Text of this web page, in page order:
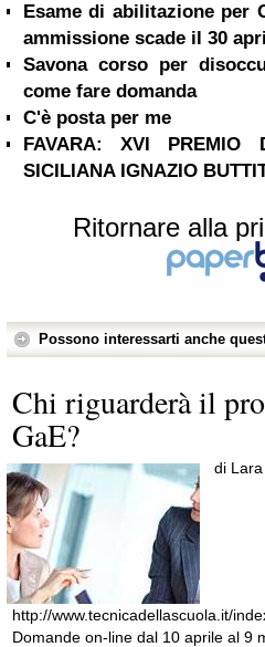
Esame di abilitazione per
ammissione scade il 30
Savona corso per
come fare domanda
C'è posta per me
FAVARA: XVI PREMIO
SICILIANA IGNAZIO
Ritornare alla
Possono interessarti anche
Chi riguarderà il
GaE?
di
http://www.tecnicadellascuola.it/
Domande on-line dal 10 aprile al 9